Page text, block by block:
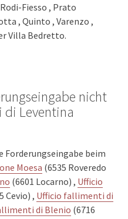
Fiesso , Prato
, Quinto , Varenzo ,
Villa Bedretto.
nicht
Leventina
Forderungseingabe beim
Moesa (6535 Roveredo
(6601 Locarno) , Ufficio
Cevio) , Ufficio fallimenti di
di Blenio (6716